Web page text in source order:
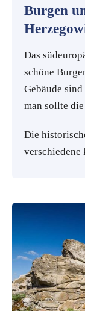
Burgen
Das
schöne
Gebäude
man sollte
Die
verschiedene